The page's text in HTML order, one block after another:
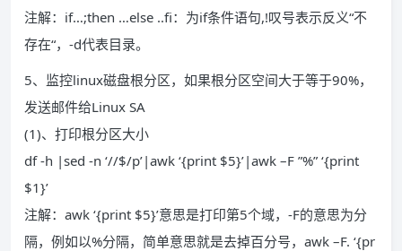
注解：if…;then …else ..fi：为if条件语句,!叹号表示反义“不
存在“，-d代表目录。
5、监控linux磁盘根分区，如果根分区空间大于等于90%，
发送邮件给Linux SA
(1)、打印根分区大小
df -h |sed -n ‘//$/p’|awk ‘{print $5}’|awk –F ”%” ‘{print
$1}’
注解：awk ‘{print $5}’意思是打印第5个域，-F的意思为分
隔，例如以%分隔，简单意思就是去掉百分号，awk –F. ‘{pr